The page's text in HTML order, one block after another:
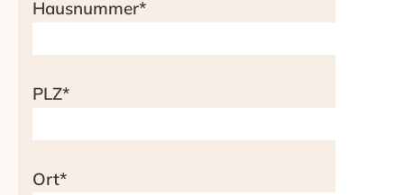
Hausnummer*
PLZ*
Ort*